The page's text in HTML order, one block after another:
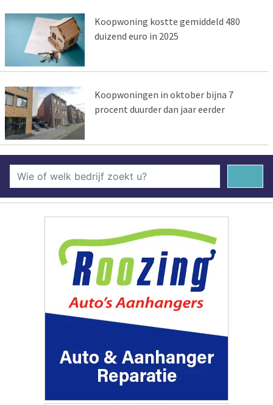
Koopwoning kostte gemiddeld 480
duizend euro in 2025
Koopwoningen in oktober bijna 7
procent duurder dan jaar eerder